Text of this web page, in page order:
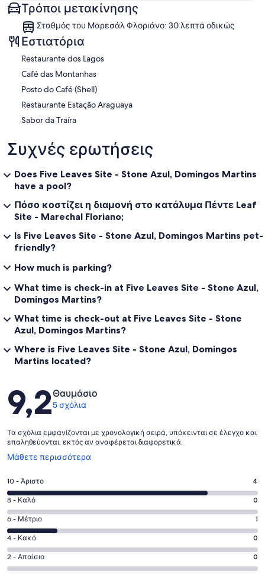
Χάρτης
Τρόποι μετακίνησης
Σταθμός του Μαρεσάλ Φλοριάνο: 30 λεπτά οδικώς
Εστιατόρια
Restaurante dos Lagos
Café das Montanhas
Posto do Café (Shell)
Restaurante Estação Araguaya
Sabor da Traíra
Συχνές ερωτήσεις
Does Five Leaves Site - Stone Azul, Domingos Martins
have a pool?
Πόσο κοστίζει η διαμονή στο κατάλυμα Πέντε Leaf
Site - Marechal Floriano;
Is Five Leaves Site - Stone Azul, Domingos Martins pet-
friendly?
How much is parking?
What time is check-in at Five Leaves Site - Stone Azul,
Domingos Martins?
What time is check-out at Five Leaves Site - Stone
Azul, Domingos Martins?
Where is Five Leaves Site - Stone Azul, Domingos
Martins located?
Σχόλια
9,2Θαυμάσιο
5 σχόλια
Τα σχόλια εμφανίζονται με χρονολογική σειρά, υπόκεινται σε έλεγχο και
επαληθεύονται, εκτός αν αναφέρεται διαφορετικά.
Μάθετε περισσότερα
Ανοίγει
νέο
παράθυρο
Βαθμολογία
10
-
Άριστο.
4
από
5
σχόλια
10 - Άριστο 4
Βαθμολογία
8
-
Καλό.
0
από
8 - Καλό 0
Βαθμολογία
6
-
Μέτριο.
1
6 - Μέτριο 1
Βαθμολογία
4
-
4 - Κακό 0
Βαθμολογία
2
2 - Απαίσιο 0